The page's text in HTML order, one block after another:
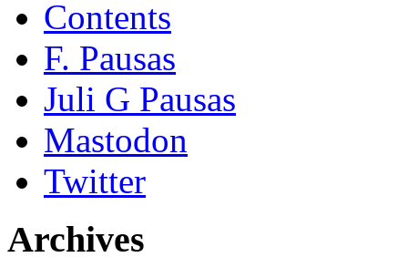
Contents
F. Pausas
Juli G Pausas
Mastodon
Twitter
Archives